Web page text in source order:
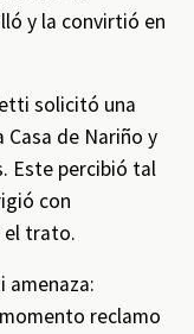
y la convirtió en
solicitó una
de Nariño y
Este percibió tal
con
el trato.
amenaza:
reclamo